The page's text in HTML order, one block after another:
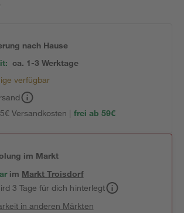
nach Hause
ca. 1-3 Werktage
verfügbar
Versandkosten | frei ab 59€
im Markt
im MarktTroisdorf
3 Tage für dich hinterlegt
in anderen Märkten